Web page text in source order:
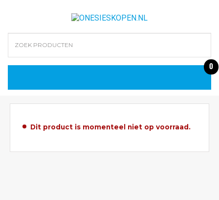
0
Dit product is momenteel niet op voorraad.